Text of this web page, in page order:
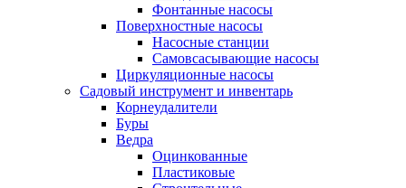
Фонтанные насосы
Поверхностные насосы
Насосные станции
Самовсасывающие насосы
Циркуляционные насосы
Садовый инструмент и инвентарь
Корнеудалители
Буры
Ведра
Оцинкованные
Пластиковые